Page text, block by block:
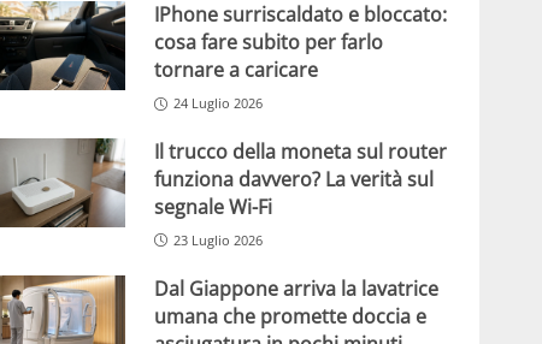
IPhone surriscaldato e bloccato:
cosa fare subito per farlo
tornare a caricare
24 Luglio 2026
Il trucco della moneta sul router
funziona davvero? La verità sul
segnale Wi-Fi
23 Luglio 2026
Dal Giappone arriva la lavatrice
umana che promette doccia e